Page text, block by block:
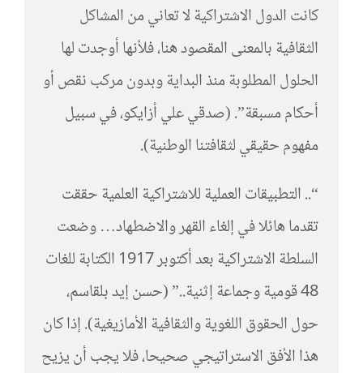
كانت الدول الاشتراكية لا تعاني من المشاكل
الثقافية بالمعنى المقصود هنا، فلأنها أوجدت لها
الحلول المطلوبة منذ البداية وبدون مركب نقص أو
أحكام مسبقة”. (صدقي علي أزايكو، في سبيل
مفهوم حقيقي لثقافتنا الوطنية).
“.. التطبيقات العملية للاشتراكية العلمية حققت
تقدما هائلا في إلغاء القهر والاضطهاد… وضعت
السلطة الاشتراكية بعد أكتوبر 1917 الكتابة للغات
48 قومية وجماعة إثنية..” (حسن إيد بلقاسم،
حول الحقوق اللغوية والثقافية الأمازيغية). إذا كان
هذا الأفق الاستراتيجي صحيحا، فلا يجب أن يزيح